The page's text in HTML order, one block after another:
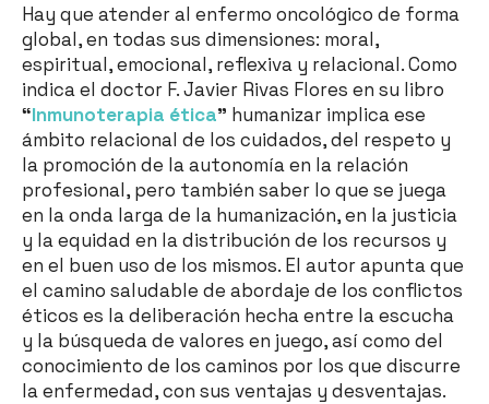
Hay que atender al enfermo oncológico de forma
global, en todas sus dimensiones: moral,
espiritual, emocional, reflexiva y relacional. Como
indica el doctor F. Javier Rivas Flores en su libro
“Inmunoterapia ética” humanizar implica ese
ámbito relacional de los cuidados, del respeto y
la promoción de la autonomía en la relación
profesional, pero también saber lo que se juega
en la onda larga de la humanización, en la justicia
y la equidad en la distribución de los recursos y
en el buen uso de los mismos. El autor apunta que
el camino saludable de abordaje de los conflictos
éticos es la deliberación hecha entre la escucha
y la búsqueda de valores en juego, así como del
conocimiento de los caminos por los que discurre
la enfermedad, con sus ventajas y desventajas.